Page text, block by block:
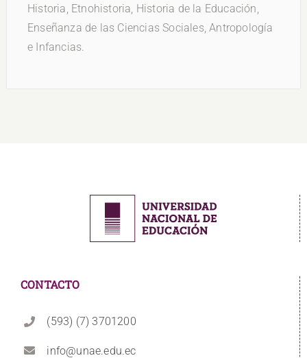
Historia, Etnohistoria, Historia de la Educación,
Enseñanza de las Ciencias Sociales, Antropología
e Infancias.
CONTACTO
(593) (7) 3701200
info@unae.edu.ec